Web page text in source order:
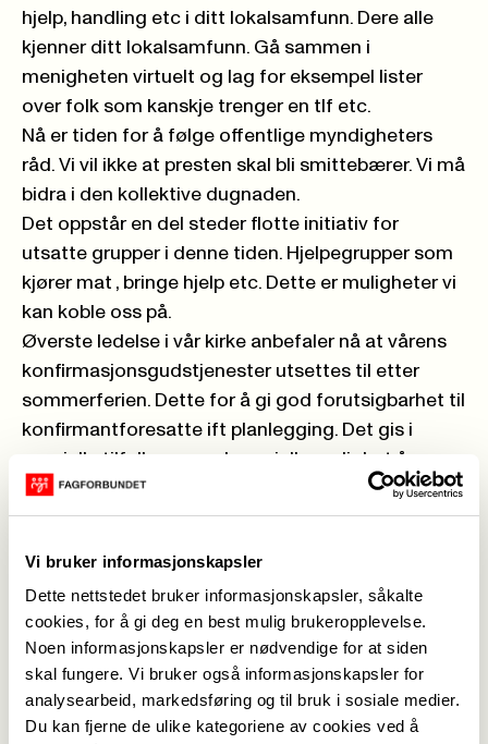
Vi bruker informasjonskapsler
Dette nettstedet bruker informasjonskapsler, såkalte
cookies, for å gi deg en best mulig brukeropplevelse.
Noen informasjonskapsler er nødvendige for at siden
skal fungere. Vi bruker også informasjonskapsler for
analysearbeid, markedsføring og til bruk i sosiale medier.
Du kan fjerne de ulike kategoriene av cookies ved å
hjelp, handling etc i ditt lokalsamfunn. Dere alle
kjenner ditt lokalsamfunn. Gå sammen i
menigheten virtuelt og lag for eksempel lister
over folk som kanskje trenger en tlf etc.
Nå er tiden for å følge offentlige myndigheters
råd. Vi vil ikke at presten skal bli smittebærer. Vi må
bidra i den kollektive dugnaden.
Det oppstår en del steder flotte initiativ for
utsatte grupper i denne tiden. Hjelpegrupper som
kjører mat , bringe hjelp etc. Dette er muligheter vi
kan koble oss på.
Øverste ledelse i vår kirke anbefaler nå at vårens
konfirmasjonsgudstjenester utsettes til etter
sommerferien. Dette for å gi god forutsigbarhet til
konfirmantforesatte ift planlegging. Det gis i
spesielle tilfeller og ved spesielle mulighet å
avtale lokalt å avtale konfirmasjon, men det krever
meget god klarering både med prost, kirkeverge,
å legge en plan nå allerede for en mulig dato etter
sommeren.
Når det gjelder påskens gudstjeneste er det svært
lurt å planlegge disse for nett. Det blir stort
sannsynlighet for at disse må avvikles via nett og
TV. Så det er bare å begynne å planlegge.